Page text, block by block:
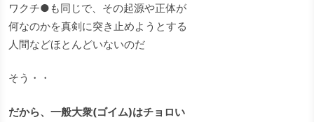
ワクチ●も同じで、その起源や正体が
何なのかを真剣に突き止めようとする
人間などほとんどいないのだ
そう・・
だから、一般大衆(ゴイム)はチョロい